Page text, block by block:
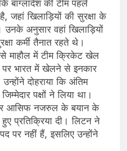
बांग्लादेश की टीम पहले
जहां खिलाड़ियों की सुरक्षा के
अनुसार वहां खिलाड़ियों
कर्मी तैनात रहते थे।
माहौल में टीम क्रिकेट खेल
भारत में खेलने से इनकार
दोहराया कि अंतिम
पक्षों ने लिया था।
आसिफ नजरुल के बयान के
प्रतिक्रिया दी। लिटन ने
पर नहीं हैं, इसलिए उन्होंने